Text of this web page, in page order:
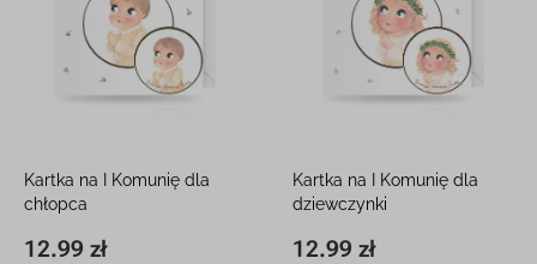
Kartka na I Komunię dla
chłopca
12.99 zł
15 x 15 cm
Kartka na I Komunię dla
dziewczynki
12.99 zł
15 x 15 cm